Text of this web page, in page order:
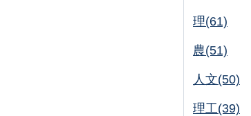
理(61)
農(51)
人文(50)
理工(39)